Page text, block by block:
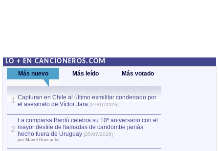
LO + EN CANCIONEROS.COM
Más nuevo Más leído Más votado
1 Capturan en Chile al último exmilitar condenado por
el asesinato de Víctor Jara [27/07/2026]
2
La comparsa Bantú celebra su 10º aniversario con el
mayor desfile de llamadas de candombe jamás
hecho fuera de Uruguay [25/07/2026]
por Manel Gausachs